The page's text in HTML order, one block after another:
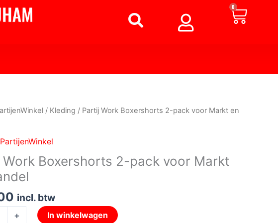
0
/ Kleding / Partij Work Boxershorts 2-pack voor Markt en
PartijenWinkel
Work Boxershorts 2-pack voor Markt
incl. btw
+ In winkelwagen